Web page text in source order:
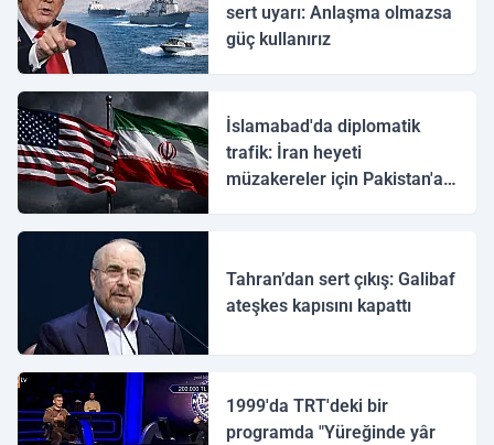
sert uyarı: Anlaşma olmazsa
güç kullanırız
İslamabad'da diplomatik
trafik: İran heyeti
müzakereler için Pakistan'a
Tahran’dan sert çıkış: Galibaf
ateşkes kapısını kapattı
1999'da TRT'deki bir
programda "Yüreğinde yâr